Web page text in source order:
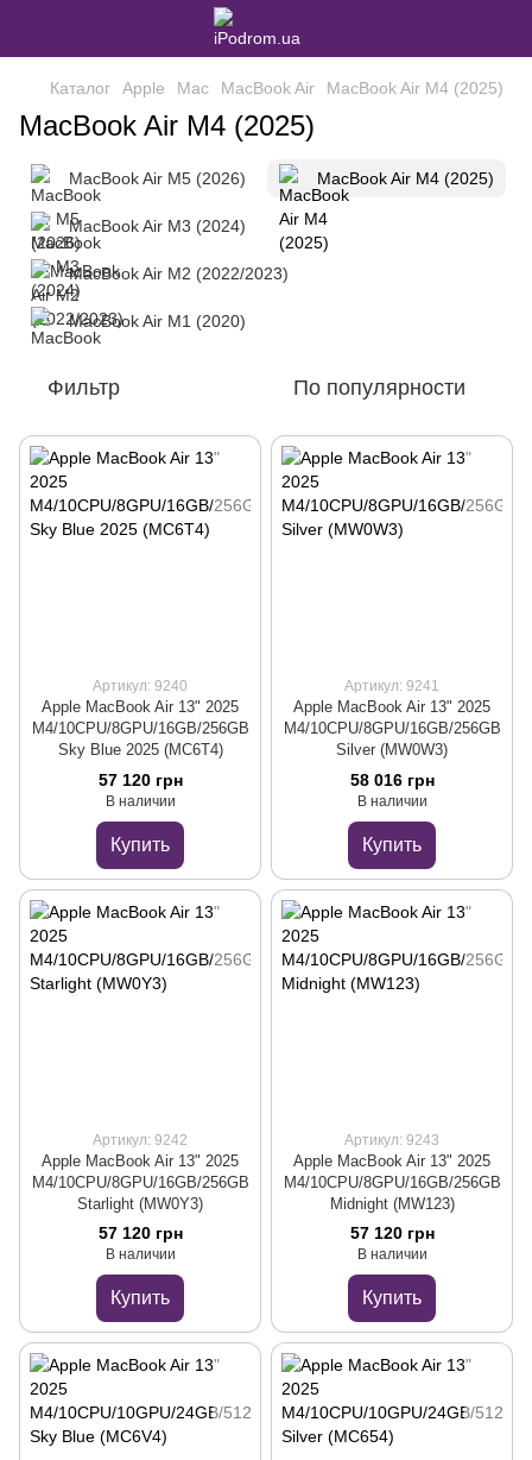
Каталог Apple Mac MacBook Air MacBook Air M4 (2025)
MacBook Air M4 (2025)
MacBook Air M5 (2026) MacBook Air M4 (2025)
MacBook Air M3 (2024)
MacBook Air M2 (2022/2023)
MacBook Air M1 (2020)
Фильтр По популярности
Артикул: 9240
Apple MacBook Air 13" 2025
M4/10CPU/8GPU/16GB/256GB
Sky Blue 2025 (MC6T4)
57 120 грн
В наличии
Купить
Артикул: 9241
Apple MacBook Air 13" 2025
M4/10CPU/8GPU/16GB/256GB
Silver (MW0W3)
58 016 грн
В наличии
Купить
Артикул: 9242
Apple MacBook Air 13" 2025
M4/10CPU/8GPU/16GB/256GB
Starlight (MW0Y3)
57 120 грн
В наличии
Купить
Артикул: 9243
Apple MacBook Air 13" 2025
M4/10CPU/8GPU/16GB/256GB
Midnight (MW123)
57 120 грн
В наличии
Купить